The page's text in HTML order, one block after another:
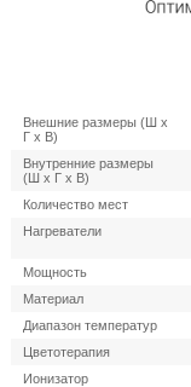
Внешние размеры (Ш x
Г x В)
Внутренние размеры
(Ш x Г x В)
Количество мест
Нагреватели
Мощность
Материал
Диапазон температур
Цветотерапия
Ионизатор